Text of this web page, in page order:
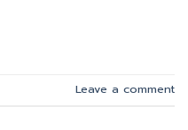
Leave a comment